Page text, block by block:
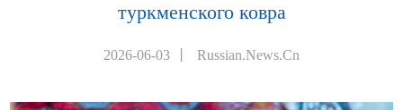
туркменского ковра
2026-06-03 Russian.News.Cn